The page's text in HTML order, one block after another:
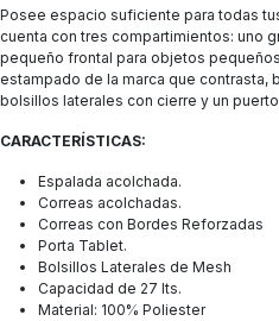
Posee espacio suficiente para todas
cuenta con tres compartimientos: uno
pequeño frontal para objetos
estampado de la marca que contrasta,
bolsillos laterales con cierre y un puerto
CARACTERÍSTICAS:
Espalada acolchada.
Correas acolchadas.
Correas con Bordes Reforzadas
Porta Tablet.
Bolsillos Laterales de Mesh
Capacidad de 27 lts.
Material: 100% Poliester